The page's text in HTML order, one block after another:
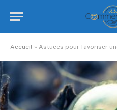
Accueil » Astuces pour favoriser